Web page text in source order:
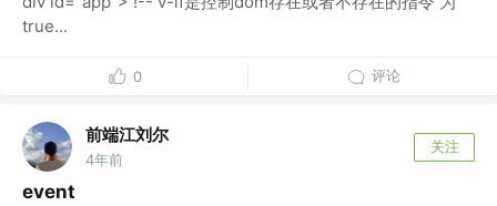
true...
0 评论
前端江刘尔
4年前
关注
event